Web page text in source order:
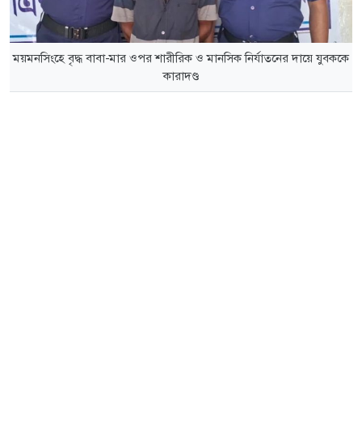
ময়মনসিংহে বৃদ্ধ বাবা-মার ওপর শারীরিক ও মানসিক নির্যাতনের দায়ে যুবককে
কারাদণ্ড